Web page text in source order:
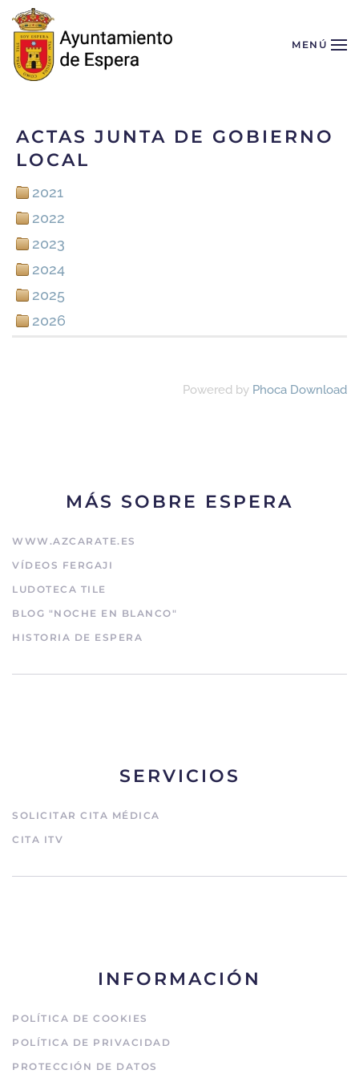
Skip to main content MENÚ
ACTAS JUNTA DE GOBIERNO
LOCAL
2021
2022
2023
2024
2025
2026
Powered by Phoca Download
MÁS SOBRE ESPERA
WWW.AZCARATE.ES
VÍDEOS FERGAJI
LUDOTECA TILE
BLOG "NOCHE EN BLANCO"
HISTORIA DE ESPERA
SERVICIOS
SOLICITAR CITA MÉDICA
CITA ITV
INFORMACIÓN
POLÍTICA DE COOKIES
POLÍTICA DE PRIVACIDAD
PROTECCIÓN DE DATOS